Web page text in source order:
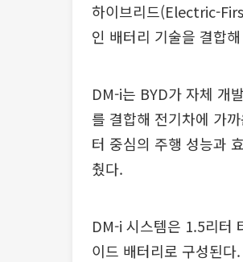
하이브리드(Electric-
인 배터리 기술을 결합
DM-i는 BYD가 자체 개
를 결합해 전기차에 가
터 중심의 주행 성능과
췄다.
DM-i 시스템은 1.5리터
이드 배터리로 구성된